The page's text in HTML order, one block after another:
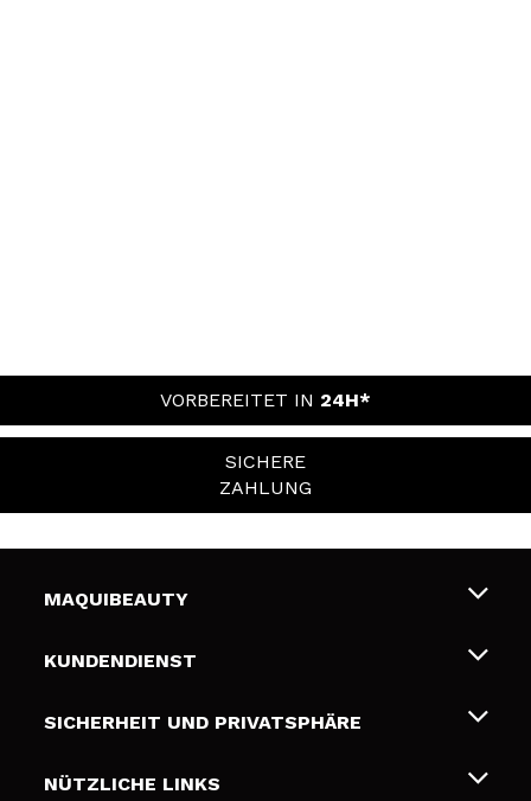
VORBEREITET IN 24H*
SICHERE
ZAHLUNG
MAQUIBEAUTY
Über uns
Geschenkkarten
KUNDENDIENST
Liefer- und Versandkosten
Zahlung
SICHERHEIT UND PRIVATSPHÄRE
Bedingungen und Datenschutz
NÜTZLICHE LINKS